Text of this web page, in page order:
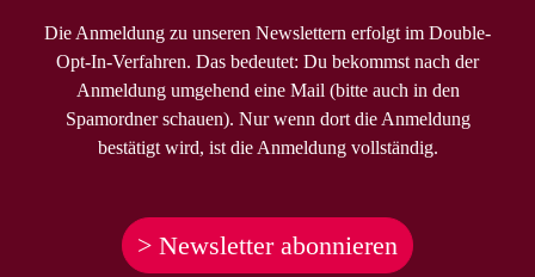
Die Anmeldung zu unseren Newslettern erfolgt im Double-
Opt-In-Verfahren. Das bedeutet: Du bekommst nach der
Anmeldung umgehend eine Mail (bitte auch in den
Spamordner schauen). Nur wenn dort die Anmeldung
bestätigt wird, ist die Anmeldung vollständig.
> Newsletter abonnieren